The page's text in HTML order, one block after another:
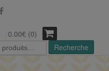
0.00€ (0)
Recherche